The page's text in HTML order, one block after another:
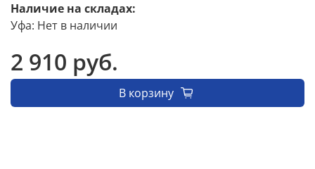
Наличие на складах:
Уфа: Нет в наличии
2 910 руб.
В корзину